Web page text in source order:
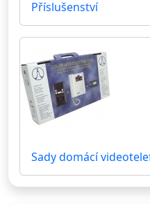
Příslušenství
Sady domácí